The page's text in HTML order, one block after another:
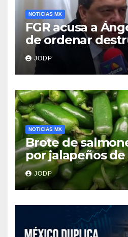
NOTICIAS MX
FGR acusa a
de ordenar
clave del caso
JODP
NOTICIAS MX
Brote de
por jalapeños de
345 enfermos y
hospitalizados
JODP